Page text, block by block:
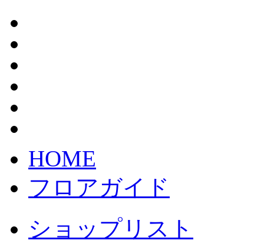
HOME
フロアガイド
ショップリスト